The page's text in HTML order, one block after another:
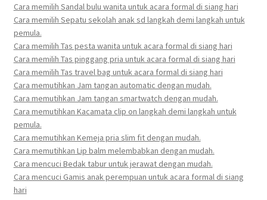
Cara memilih Sandal bulu wanita untuk acara formal di siang hari
Cara memilih Sepatu sekolah anak sd langkah demi langkah untuk
pemula.
Cara memilih Tas pesta wanita untuk acara formal di siang hari
Cara memilih Tas pinggang pria untuk acara formal di siang hari
Cara memilih Tas travel bag untuk acara formal di siang hari
Cara memutihkan Jam tangan automatic dengan mudah.
Cara memutihkan Jam tangan smartwatch dengan mudah.
Cara memutihkan Kacamata clip on langkah demi langkah untuk
pemula.
Cara memutihkan Kemeja pria slim fit dengan mudah.
Cara memutihkan Lip balm melembabkan dengan mudah.
Cara mencuci Bedak tabur untuk jerawat dengan mudah.
Cara mencuci Gamis anak perempuan untuk acara formal di siang
hari